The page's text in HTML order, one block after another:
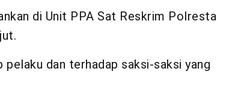
di Unit PPA Sat Reskrim Polresta
dan terhadap saksi-saksi yang